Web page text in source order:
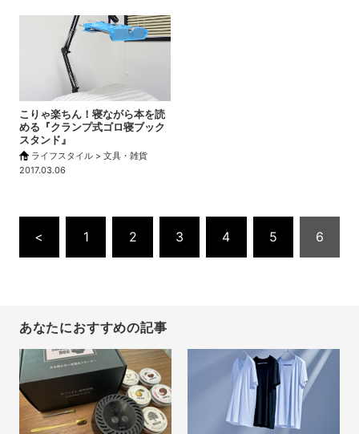
こりゃ楽ちん！寝ながら本を読
める『クランプ式ゴロ寝ブック
スタンド』
ライフスタイル > 文具・雑貨
2017.03.06
< 1 2 3 4 5 6
あなたにおすすめの記事